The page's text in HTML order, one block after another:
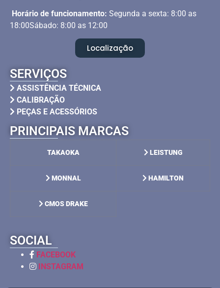
Horário de funcionamento: Segunda a sexta: 8:00 as
18:00Sábado: 8:00 as 12:00
Localização
SERVIÇOS
ASSISTÊNCIA TÉCNICA
CALIBRAÇÃO
PEÇAS E ACESSÓRIOS
PRINCIPAIS MARCAS
TAKAOKA LEISTUNG
MONNAL HAMILTON
CMOS DRAKE
SOCIAL
FACEBOOK
INSTAGRAM